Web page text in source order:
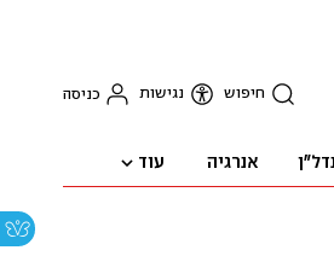
חיפוש נגישות כניסה
נדל"ן אנרגיה עוד